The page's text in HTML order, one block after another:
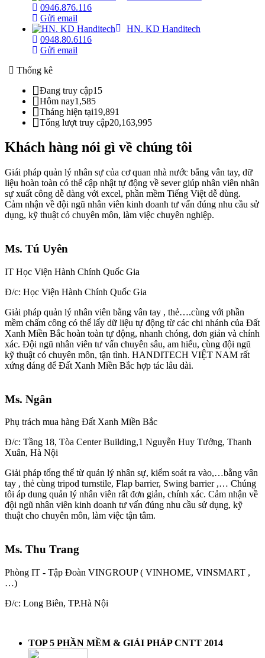
0946.876.116
Gửi email
HN. KD Handitech
0948.80.6116
Gửi email
Thống kê
Đang truy cập15
Hôm nay1,585
Tháng hiện tại19,891
Tổng lượt truy cập20,163,995
Khách hàng nói gì về chúng tôi
Giái pháp quản lý nhân sự của cơ quan nhà nước bằng vân tay, dữ
liệu hoàn toàn có thể cập nhật tự động về sever giúp nhân viên nhân
sự xuất công dễ dàng với excel, phần mềm Tiếng Việt dễ dùng.
Cảm nhận về đội ngũ nhân viên kinh doanh tư vấn đúng nhu cầu sử
dụng, kỹ thuật có chuyên môn, làm việc chuyên nghiệp.
Ms. Tú Uyên
IT Học Viện Hành Chính Quốc Gia
Đ/c: Học Viện Hành Chính Quốc Gia
Giải pháp quản lý nhân viên bằng vân tay , thẻ….cùng với phần
mềm chấm công có thể lấy dữ liệu tự động từ các chi nhánh của Đất
Xanh Miền Bắc hoàn toàn tự động, nhanh chóng, đơn giản và chính
xác. Đội ngũ nhân viên tư vấn chuyên sâu, am hiểu, cùng đội ngũ
kỹ thuật có chuyên môn, tận tình. HANDITECH VIỆT NAM rất
xứng đáng để Đất Xanh Miền Bắc hợp tác lâu dài.
Ms. Ngân
Phụ trách mua hàng Đất Xanh Miền Bắc
Đ/c: Tầng 18, Tòa Center Building,1 Nguyễn Huy Tưởng, Thanh
Xuân, Hà Nội
Giải pháp tổng thể từ quản lý nhân sự, kiểm soát ra vào,…bằng vân
tay , thẻ cùng tripod turnstile, Flap barrier, Swing barrier ,… Chúng
tôi áp dung quản lý nhân viên rất đơn giản, chính xác. Cảm nhận về
đội ngũ nhân viên kinh doanh tư vấn đúng nhu cầu sử dụng, kỹ
thuật cho chuyên môn, làm việc tận tâm.
Ms. Thu Trang
Phòng IT - Tập Đoàn VINGROUP ( VINHOME, VINSMART ,
…)
Đ/c: Long Biên, TP.Hà Nội
TOP 5 PHẦN MỀM & GIẢI PHÁP CNTT 2014